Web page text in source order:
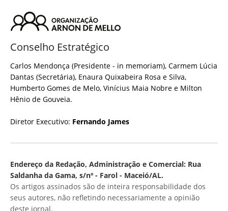
Conselho Estratégico
Carlos Mendonça (Presidente - in memoriam), Carmem Lúcia
Dantas (Secretária), Enaura Quixabeira Rosa e Silva,
Humberto Gomes de Melo, Vinícius Maia Nobre e Milton
Hênio de Gouveia.
Diretor Executivo: Fernando James
Endereço da Redação, Administração e Comercial: Rua
Saldanha da Gama, s/nº - Farol - Maceió/AL.
Os artigos assinados são de inteira responsabilidade dos
seus autores, não refletindo necessariamente a opinião
deste jornal.